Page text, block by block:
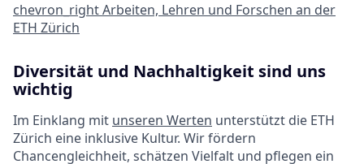
chevron_rightArbeiten, Lehren und Forschen an der
ETH Zürich
Diversität und Nachhaltigkeit sind uns
wichtig
Im Einklang mit unseren Werten unterstützt die ETH
Zürich eine inklusive Kultur. Wir fördern
Chancengleichheit, schätzen Vielfalt und pflegen ein